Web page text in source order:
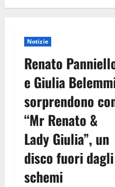
Notizie
Renato
e Giulia
sorprendono
“Mr Renato &
Lady Giulia”, un
disco fuori dagli
schemi